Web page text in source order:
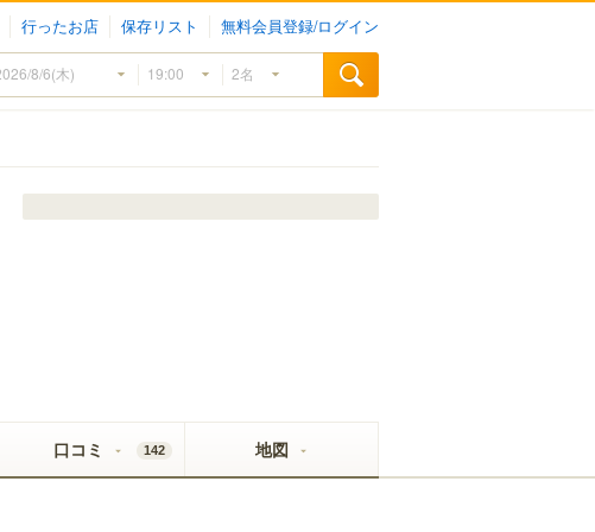
行ったお店 保存リスト 無料会員登録/ログイン
口コミ 142 地図